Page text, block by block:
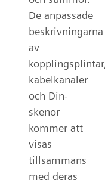
De anpassade
beskrivningarna
av
kabelkanaler
och Din-
skenor
kommer att
visas
tillsammans
med deras